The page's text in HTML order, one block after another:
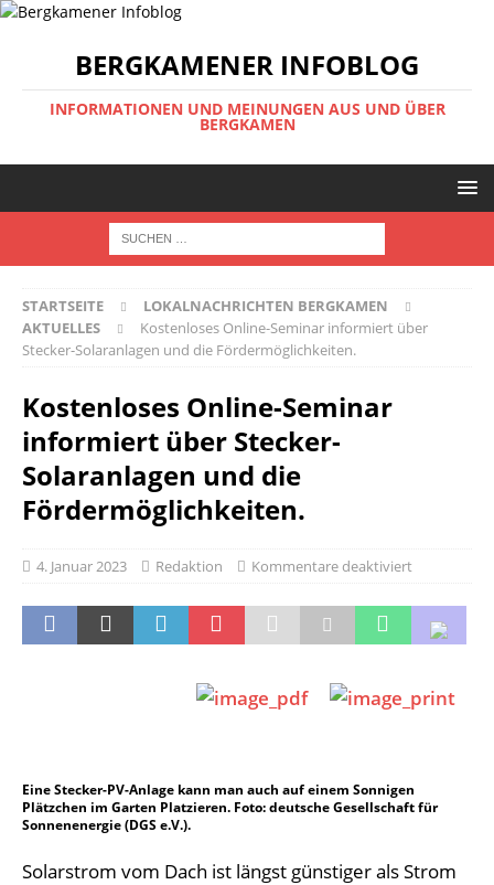
BERGKAMENER INFOBLOG
INFORMATIONEN UND MEINUNGEN AUS UND ÜBER
BERGKAMEN
STARTSEITE
LOKALNACHRICHTEN BERGKAMEN
AKTUELLES
Kostenloses Online-Seminar informiert über
Stecker-Solaranlagen und die Fördermöglichkeiten.
Kostenloses Online-Seminar
informiert über Stecker-
Solaranlagen und die
Fördermöglichkeiten.
4. Januar 2023 Redaktion Kommentare deaktiviert
Eine Stecker-PV-Anlage kann man auch auf einem Sonnigen
Plätzchen im Garten Platzieren. Foto: deutsche Gesellschaft für
Sonnenenergie (DGS e.V.).
Solarstrom vom Dach ist längst günstiger als Strom